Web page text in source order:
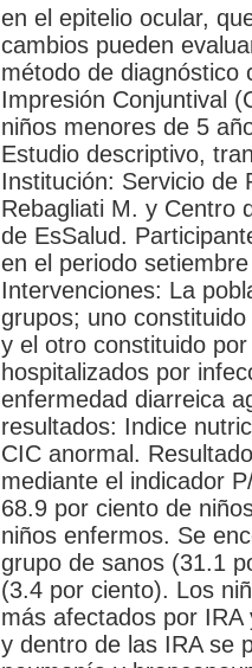
en el epitelio ocular,
cambios pueden
método de diagnóstico
Impresión Conjuntival
niños menores de 5
Estudio descriptivo,
Institución: Servicio de
Rebagliati M. y Centro
de EsSalud.
en el periodo
Intervenciones: La
grupos; uno
y el otro constituido
hospitalizados por
enfermedad diarreica
resultados: Indice
CIC anormal.
mediante el indicador
68.9 por ciento de
niños enfermos. Se
grupo de sanos (31.1
(3.4 por ciento). Los
más afectados por
y dentro de las IRA se